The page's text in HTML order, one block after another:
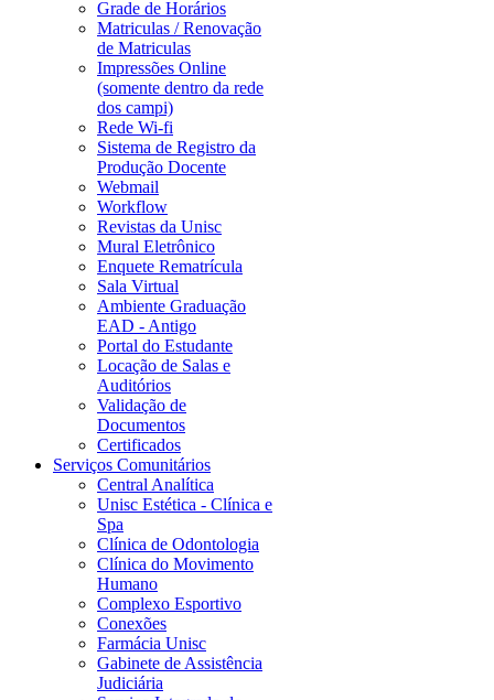
Grade de Horários
Matriculas / Renovação
de Matriculas
Impressões Online
(somente dentro da rede
dos campi)
Rede Wi-fi
Sistema de Registro da
Produção Docente
Webmail
Workflow
Revistas da Unisc
Mural Eletrônico
Enquete Rematrícula
Sala Virtual
Ambiente Graduação
EAD - Antigo
Portal do Estudante
Locação de Salas e
Auditórios
Validação de
Documentos
Certificados
Serviços Comunitários
Central Analítica
Unisc Estética - Clínica e
Spa
Clínica de Odontologia
Clínica do Movimento
Humano
Complexo Esportivo
Conexões
Farmácia Unisc
Gabinete de Assistência
Judiciária